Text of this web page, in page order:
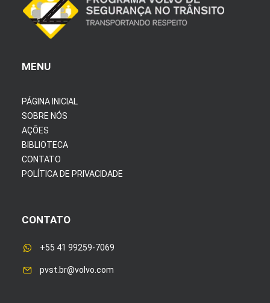
MENU
PÁGINA INICIAL
SOBRE NÓS
AÇÕES
BIBLIOTECA
CONTATO
POLÍTICA DE PRIVACIDADE
CONTATO
+55 41 99259-7069
pvst.br@volvo.com